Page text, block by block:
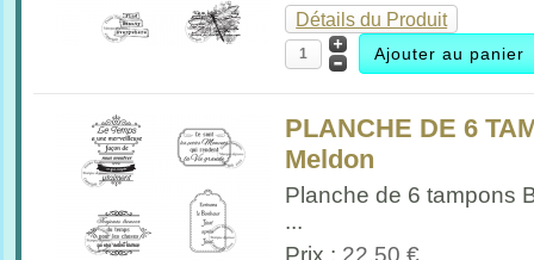
Détails du Produit
PLANCHE DE 6
Meldon
Planche de 6 tampons
...
Prix : 22,50 €